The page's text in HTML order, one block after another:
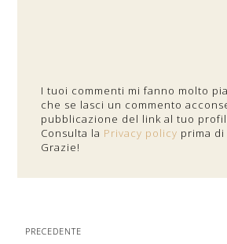
I tuoi commenti mi fanno molto
che se lasci un commento
pubblicazione del link al tuo
Consulta la Privacy policy prima
Grazie!
PRECEDENTE